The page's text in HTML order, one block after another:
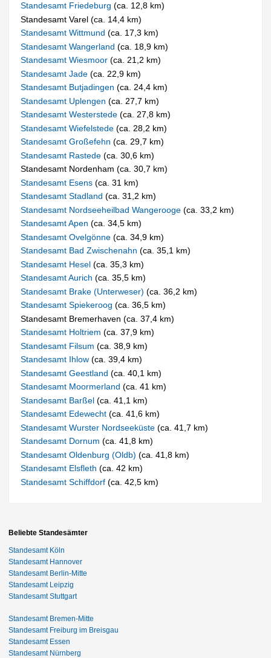
Standesamt Friedeburg(ca. 12,8 km)
Standesamt Varel (ca. 14,4 km)
Standesamt Wittmund(ca. 17,3 km)
Standesamt Wangerland(ca. 18,9 km)
Standesamt Wiesmoor(ca. 21,2 km)
Standesamt Jade(ca. 22,9 km)
Standesamt Butjadingen(ca. 24,4 km)
Standesamt Uplengen(ca. 27,7 km)
Standesamt Westerstede(ca. 27,8 km)
Standesamt Wiefelstede(ca. 28,2 km)
Standesamt Großefehn(ca. 29,7 km)
Standesamt Rastede(ca. 30,6 km)
Standesamt Nordenham (ca. 30,7 km)
Standesamt Esens(ca. 31 km)
Standesamt Stadland(ca. 31,2 km)
Standesamt Nordseeheilbad Wangerooge(ca. 33,2 km)
Standesamt Apen(ca. 34,5 km)
Standesamt Ovelgönne(ca. 34,9 km)
Standesamt Bad Zwischenahn(ca. 35,1 km)
Standesamt Hesel(ca. 35,3 km)
Standesamt Aurich(ca. 35,5 km)
Standesamt Brake (Unterweser)(ca. 36,2 km)
Standesamt Spiekeroog(ca. 36,5 km)
Standesamt Bremerhaven (ca. 37,4 km)
Standesamt Holtriem(ca. 37,9 km)
Standesamt Filsum(ca. 38,9 km)
Standesamt Ihlow(ca. 39,4 km)
Standesamt Geestland(ca. 40,1 km)
Standesamt Moormerland(ca. 41 km)
Standesamt Barßel(ca. 41,1 km)
Standesamt Edewecht(ca. 41,6 km)
Standesamt Wurster Nordseeküste(ca. 41,7 km)
Standesamt Dornum(ca. 41,8 km)
Standesamt Oldenburg (Oldb)(ca. 41,8 km)
Standesamt Elsfleth(ca. 42 km)
Standesamt Schiffdorf(ca. 42,5 km)
Beliebte Standesämter
Standesamt Köln
Standesamt Hannover
Standesamt Berlin-Mitte
Standesamt Leipzig
Standesamt Stuttgart
Standesamt Bremen-Mitte
Standesamt Freiburg im Breisgau
Standesamt Essen
Standesamt Nürnberg